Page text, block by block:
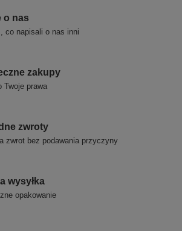
o nas
co napisali o nas inni
zakupy
Twoje prawa
zwroty
zwrot bez podawania przyczyny
wysyłka
opakowanie